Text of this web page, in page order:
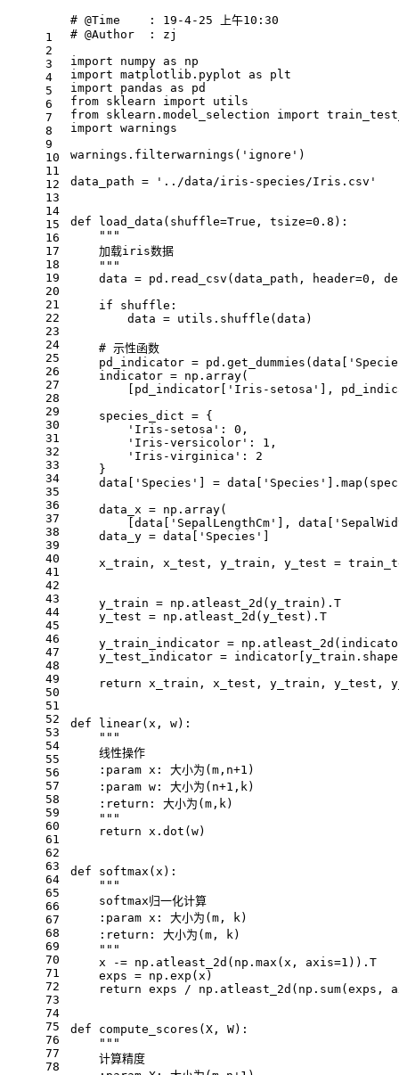
1
2
3
4
5
6
7
8
9
10
11
12
13
14
15
16
17
18
19
20
21
22
23
24
25
26
27
28
29
30
31
32
33
34
35
36
37
38
39
40
41
42
43
44
45
46
47
48
49
50
51
52
53
54
55
56
57
58
59
60
61
62
63
64
65
66
67
68
69
70
71
72
73
74
75
76
77
78
# @Time    : 19-4-25 上午10:30
# @Author  : zj
import numpy as np
import matplotlib.pyplot as plt
import pandas as pd
from sklearn import utils
from sklearn.model_selection import
import warnings
warnings.filterwarnings('ignore')
data_path = '../data/iris-species/Iris.csv'
def load_data(shuffle=True, tsize=0.8):
    """
    加载iris数据
    """
data = pd.read_csv(data_path, header=0,
    if shuffle:
        data = utils.shuffle(data)
    # 示性函数
pd_indicator =
    indicator = np.array(
[pd_indicator['Iris-setosa'],
    species_dict = {
        'Iris-setosa': 0,
        'Iris-versicolor': 1,
        'Iris-virginica': 2
    }
data['Species'] =
    data_x = np.array(
[data['SepalLengthCm'],
    data_y = data['Species']
x_train, x_test, y_train, y_test =
    y_train = np.atleast_2d(y_train).T
    y_test = np.atleast_2d(y_test).T
y_train_indicator =
y_test_indicator =
return x_train, x_test, y_train, y_test,
def linear(x, w):
    """
    线性操作
    :param x: 大小为(m,n+1)
    :param w: 大小为(n+1,k)
    :return: 大小为(m,k)
    """
    return x.dot(w)
def softmax(x):
    """
    softmax归一化计算
    :param x: 大小为(m, k)
    :return: 大小为(m, k)
    """
    x -= np.atleast_2d(np.max(x, axis=1)).T
    exps = np.exp(x)
return exps / np.atleast_2d(np.sum(exps,
def compute_scores(X, W):
    """
    计算精度